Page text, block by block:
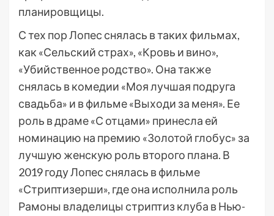
планировщицы.
С тех пор Лопес снялась в таких фильмах,
как «Сельский страх», «Кровь и вино»,
«Убийственное родство». Она также
снялась в комедии «Моя лучшая подруга
свадьба» и в фильме «Выходи за меня». Ее
роль в драме «С отцами» принесла ей
номинацию на премию «Золотой глобус» за
лучшую женскую роль второго плана. В
2019 году Лопес снялась в фильме
«Стриптизерши», где она исполнила роль
Рамоны владелицы стриптиз клуба в Нью-